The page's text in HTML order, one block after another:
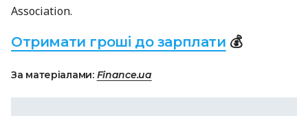
Association.
Отримати гроші до зарплати 💰
За матеріалами: Finance.ua